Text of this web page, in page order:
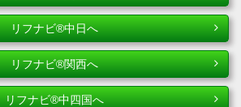
リフナビ®中日へ
リフナビ®関西へ
リフナビ®中四国へ